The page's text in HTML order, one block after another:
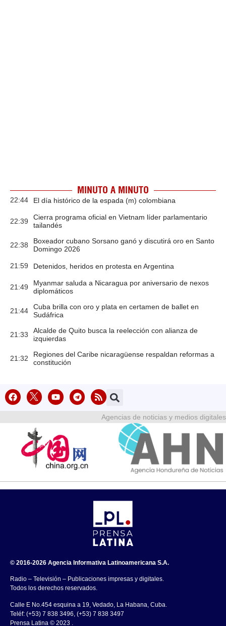
MINUTO A MINUTO
22:44 El día histórico de la espada (m) colombiana
22:39
Cierra programa oficial en Vietnam líder parlamentario
tailandés
22:38
Boxeador cubano Sorsano ganó y discutirá oro en Santo
Domingo 2026
21:59 Detenidos, heridos en protesta en Argentina
21:49
Myanmar saluda a Nicaragua por aniversario de nexos
diplomáticos
21:44
Cuba brilla con oro y plata en certamen de ballet en
Sudáfrica
21:33
Alcalde de Quito busca la reelección con alianza de
izquierdas
21:32
Regiones del Caribe nicaragüense respaldan reformas a
constitución
Agencias de noticias y medios digitales
© 2016-2026 Agencia Informativa Latinoamericana S.A.
Radio – Televisión – Publicaciones impresas y digitales.
Todos los derechos reservados.
Calle E No.454 esquina a 19, Vedado, La Habana, Cuba.
Teléf: (+53) 7 838 3496, (+53) 7 838 3497
Prensa Latina © 2023 .